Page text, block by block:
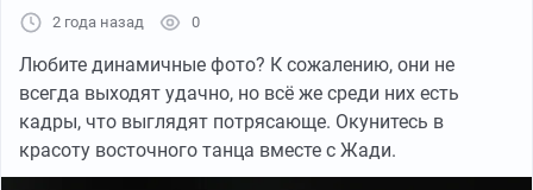
2 года назад 0
Любите динамичные фото? К сожалению, они не
всегда выходят удачно, но всё же среди них есть
кадры, что выглядят потрясающе. Окунитесь в
красоту восточного танца вместе с Жади.